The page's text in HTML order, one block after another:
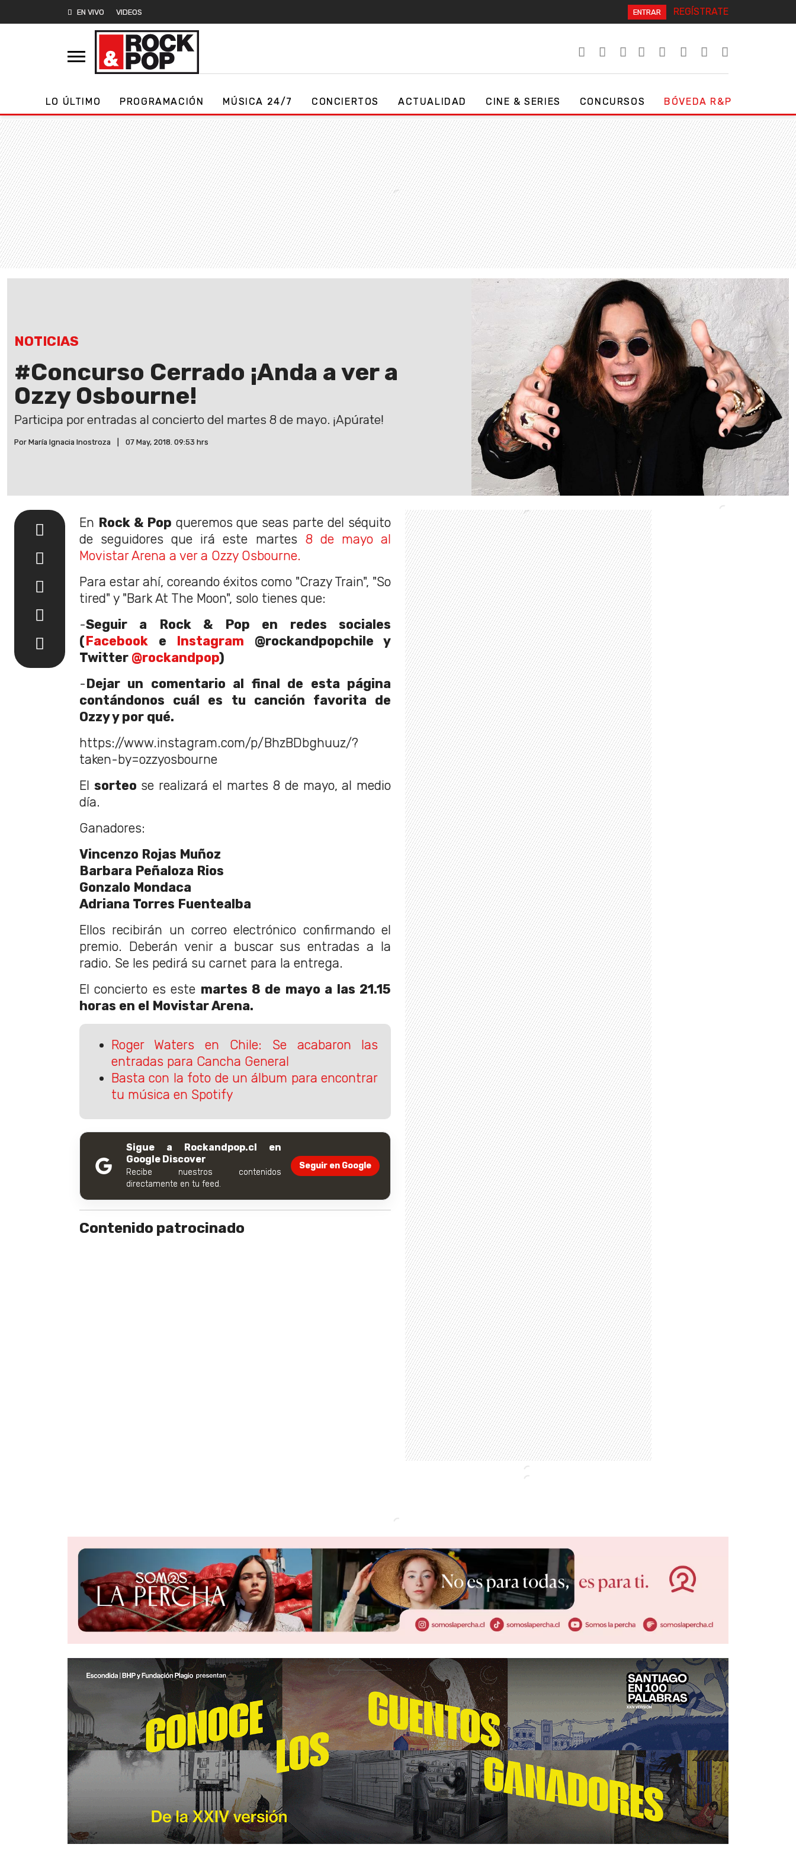
EN VIVO VIDEOS ENTRAR REGÍSTRATE
LO ÚLTIMO PROGRAMACIÓN MÚSICA 24/7 CONCIERTOS ACTUALIDAD CINE & SERIES CONCURSOS BÓVEDA R&P
NOTICIAS
#Concurso Cerrado ¡Anda a ver a
Ozzy Osbourne!
Participa por entradas al concierto del martes 8 de mayo. ¡Apúrate!
Por María Ignacia Inostroza 07 May, 2018. 09:53 hrs
En Rock & Pop queremos que seas parte del séquito
de seguidores que irá este martes8 de mayo al
Movistar Arena a ver a Ozzy Osbourne.
Para estar ahí, coreando éxitos como "Crazy Train", "So
tired" y "Bark At The Moon", solo tienes que:
-Seguir a Rock & Pop en redes sociales
( Facebook e Instagram @rockandpopchile y
Twitter @rockandpop)
- Dejar un comentario al final de esta página
contándonos cuál es tu canción favorita de
Ozzy y por qué.
https://www.instagram.com/p/BhzBDbghuuz/?
taken-by=ozzyosbourne
El sorteo se realizará el martes 8 de mayo, al medio
día.
Ganadores:
Vincenzo Rojas Muñoz
Barbara Peñaloza Rios
Gonzalo Mondaca
Adriana Torres Fuentealba
Ellos recibirán un correo electrónico confirmando el
premio. Deberán venir a buscar sus entradas a la
radio. Se les pedirá su carnet para la entrega.
El concierto es este martes 8 de mayo a las 21.15
horas en el Movistar Arena.
Roger Waters en Chile: Se acabaron las
entradas para Cancha General
Basta con la foto de un álbum para encontrar
tu música en Spotify
Sigue a Rockandpop.cl en
Google Discover
Recibe nuestros contenidos
directamente en tu feed.
Seguir en Google
Contenido patrocinado